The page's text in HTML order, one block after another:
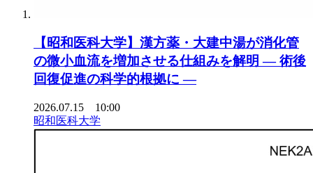
【昭和医科大学】漢方薬・大建中湯が消化管
の微小血流を増加させる仕組みを解明 ― 術後
回復促進の科学的根拠に ―
2026.07.15 10:00
昭和医科大学